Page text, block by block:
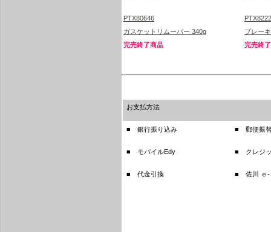
PTX80646
ガスケットリムーバー 340g
完売終了商品
ブレー
完売終
お支払方法
■ 銀行振り込み ■ 郵便振
■ モバイルEdy ■ クレジ
■ 代金引換 ■ 佐川 ｅ-